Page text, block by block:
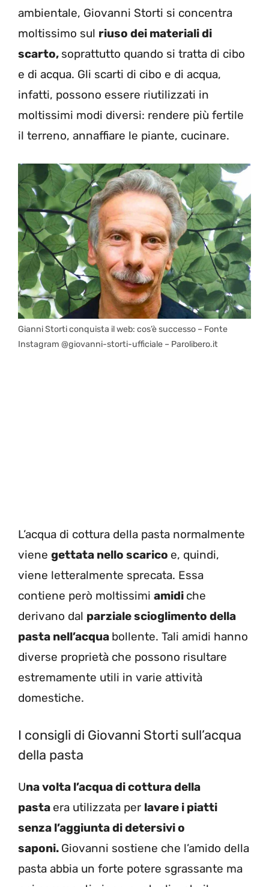
ambientale, Giovanni Storti si concentra
moltissimo sul riuso dei materiali di
scarto, soprattutto quando si tratta di cibo
e di acqua. Gli scarti di cibo e di acqua,
infatti, possono essere riutilizzati in
moltissimi modi diversi: rendere più fertile
il terreno, annaffiare le piante, cucinare.
Gianni Storti conquista il web: cos’è successo – Fonte
Instagram @giovanni-storti-ufficiale – Parolibero.it
L’acqua di cottura della pasta normalmente
viene gettata nello scarico e, quindi,
viene letteralmente sprecata. Essa
contiene però moltissimi amidi che
derivano dal parziale scioglimento della
pasta nell’acqua bollente. Tali amidi hanno
diverse proprietà che possono risultare
estremamente utili in varie attività
domestiche.
I consigli di Giovanni Storti sull’acqua
della pasta
Una volta l’acqua di cottura della
pasta era utilizzata per lavare i piatti
senza l’aggiunta di detersivi o
saponi. Giovanni sostiene che l’amido della
pasta abbia un forte potere sgrassante ma